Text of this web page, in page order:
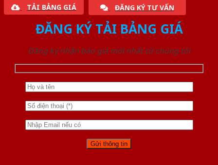
TẢI BẢNG GIÁ ĐĂNG KÝ TƯ VẤN
ĐĂNG KÝ TẢI BẢNG GIÁ
Đăng ký nhận báo giá mới nhất từ chúng tôi